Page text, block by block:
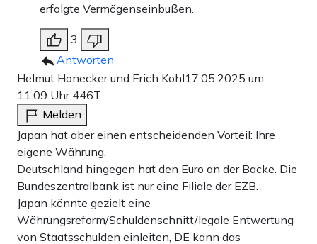
erfolgte Vermögenseinbußen.
3
Antworten
Helmut Honecker und Erich Kohl17.05.2025 um
11:09 Uhr 446T
Melden
Japan hat aber einen entscheidenden Vorteil: Ihre
eigene Währung.
Deutschland hingegen hat den Euro an der Backe. Die
Bundeszentralbank ist nur eine Filiale der EZB.
Japan könnte gezielt eine
Währungsreform/Schuldenschnitt/legale Entwertung
von Staatsschulden einleiten, DE kann das